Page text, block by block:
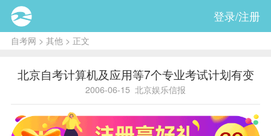
登录/注册
自考网 > 其他 > 正文
北京自考计算机及应用等7个专业考试计划有变
2006-06-15 北京娱乐信报